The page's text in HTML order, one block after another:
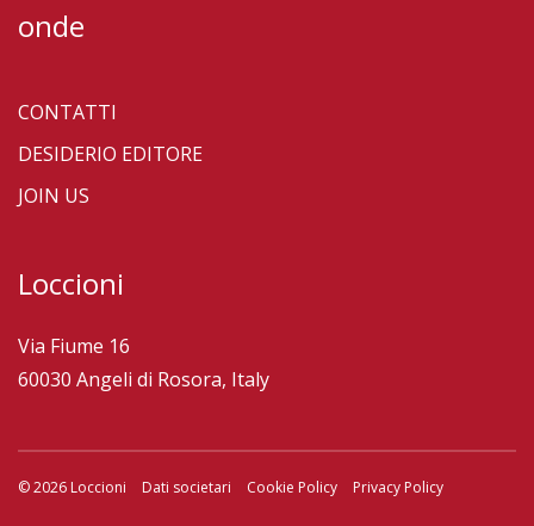
onde
CONTATTI
DESIDERIO EDITORE
JOIN US
Loccioni
Via Fiume 16
60030 Angeli di Rosora, Italy
© 2026 Loccioni Dati societari Cookie Policy Privacy Policy